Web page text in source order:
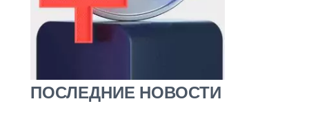
ПОСЛЕДНИЕ НОВОСТИ